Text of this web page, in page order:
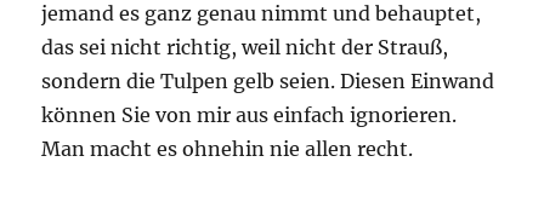
jemand es ganz genau nimmt und behauptet,
das sei nicht richtig, weil nicht der Strauß,
sondern die Tulpen gelb seien. Diesen Einwand
können Sie von mir aus einfach ignorieren.
Man macht es ohnehin nie allen recht.